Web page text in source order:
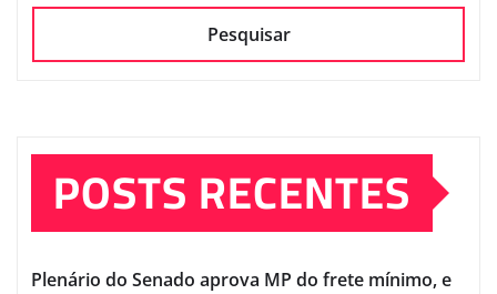
Pesquisar
POSTS RECENTES
Plenário do Senado aprova MP do frete mínimo, e